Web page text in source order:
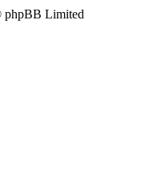
phpBB Limited